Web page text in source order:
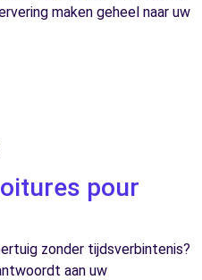
maken geheel naar uw
pour
zonder tijdsverbintenis?
aan uw